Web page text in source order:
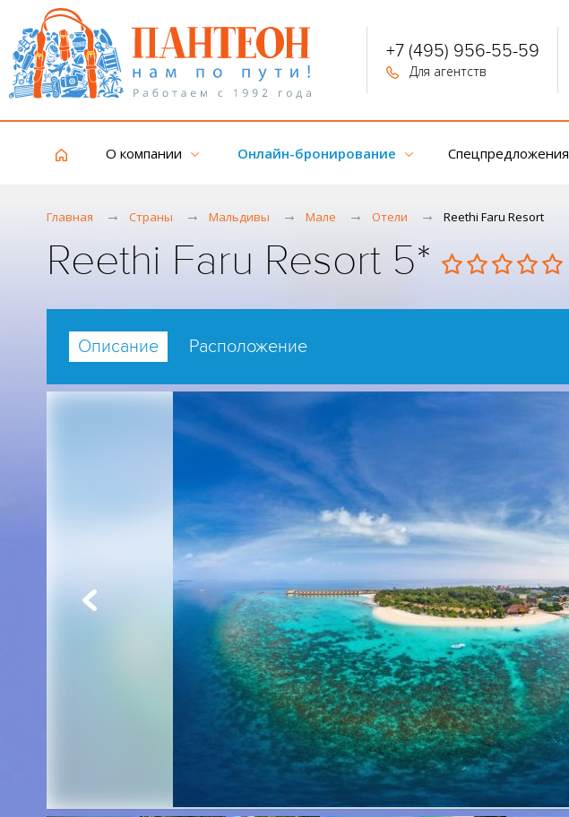
+7 (495) 956-55-59
Для агентств
О компании Онлайн-бронирование Спецпредложения
Главная Страны Мальдивы Мале Отели Reethi Faru Resort
Reethi Faru Resort 5*
Описание Расположение